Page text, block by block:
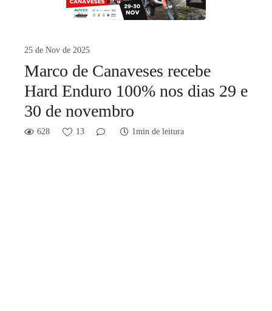
25 de Nov de 2025
Marco de Canaveses recebe
Hard Enduro 100% nos dias 29 e
30 de novembro
628 13 1min de leitura